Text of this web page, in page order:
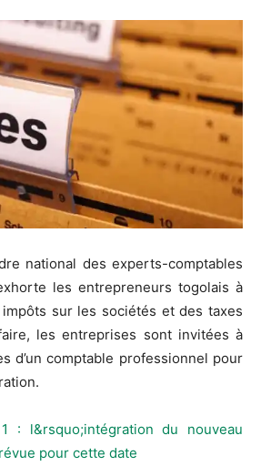
national des experts-comptables
les entrepreneurs togolais à
impôts sur les sociétés et des taxes
les entreprises sont invitées à
d’un comptable professionnel pour
: l&rsquo;intégration du nouveau
pour cette date